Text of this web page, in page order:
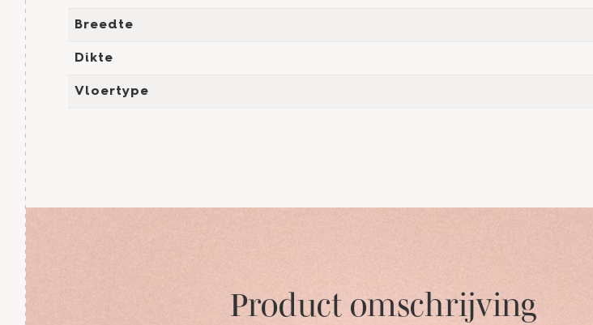
Breedte
Dikte
Vloertype
Product omschrijving